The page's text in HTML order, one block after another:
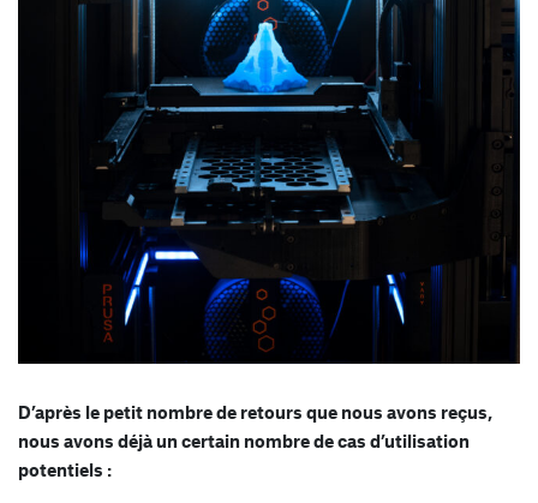
D’après le petit nombre de retours que nous avons reçus,
nous avons déjà un certain nombre de cas d’utilisation
potentiels :